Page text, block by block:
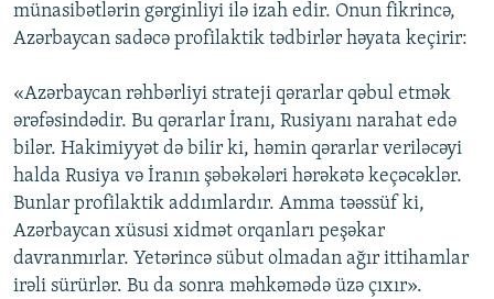
münasibətlərin gərginliyi ilə izah edir. Onun fikrincə,
Azərbaycan sadəcə profilaktik tədbirlər həyata keçirir:
«Azərbaycan rəhbərliyi strateji qərarlar qəbul etmək
ərəfəsindədir. Bu qərarlar İranı, Rusiyanı narahat edə
bilər. Hakimiyyət də bilir ki, həmin qərarlar veriləcəyi
halda Rusiya və İranın şəbəkələri hərəkətə keçəcəklər.
Bunlar profilaktik addımlardır. Amma təəssüf ki,
Azərbaycan xüsusi xidmət orqanları peşəkar
davranmırlar. Yetərincə sübut olmadan ağır ittihamlar
irəli sürürlər. Bu da sonra məhkəmədə üzə çıxır».